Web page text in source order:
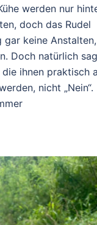
werden nur
doch das Rudel
gar keine Anstalten,
Doch natürlich
ihnen praktisch
nicht